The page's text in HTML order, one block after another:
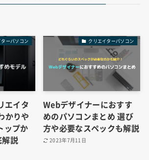
ターパソコン
エイタ
かりや
ップか
解説
クリエイターパソコン
Webデザイナーにおすす
めのパソコンまとめ 選び
方や必要なスペックも解説
2023年7月11日